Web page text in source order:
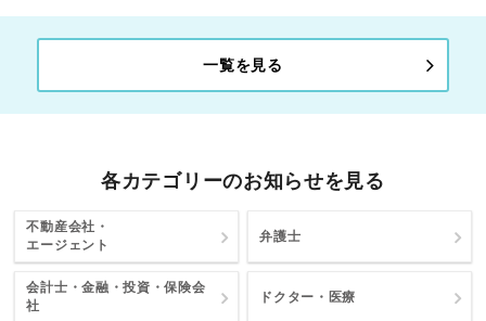
一覧を見る
各カテゴリーのお知らせを見る
不動産会社・
エージェント
弁護士
会計士・金融・投資・保険会
社
ドクター・医療